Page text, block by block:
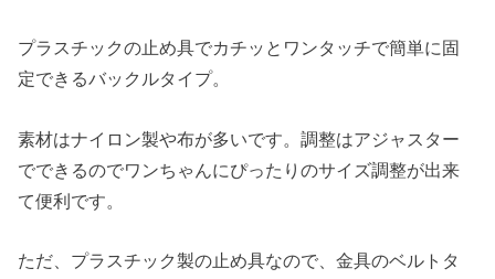
プラスチックの止め具でカチッとワンタッチで簡単に固
定できるバックルタイプ。
素材はナイロン製や布が多いです。調整はアジャスター
でできるのでワンちゃんにぴったりのサイズ調整が出来
て便利です。
ただ、プラスチック製の止め具なので、金具のベルトタ